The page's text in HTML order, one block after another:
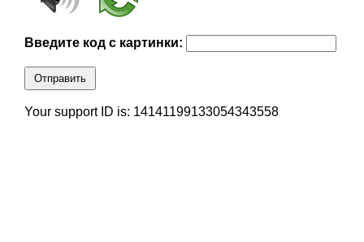
Введите код с картинки:
Отправить
Your support ID is: 14141199133054343558